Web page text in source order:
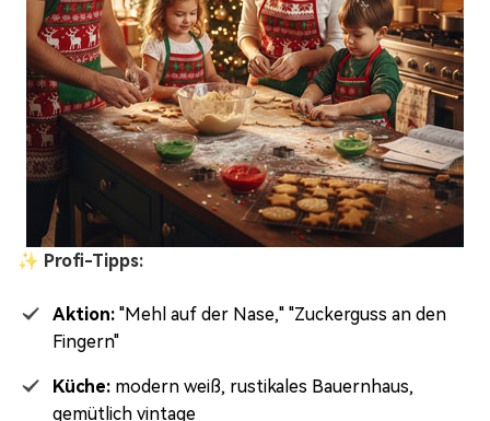
✨ Profi-Tipps:
Aktion: "Mehl auf der Nase," "Zuckerguss an den
Fingern"
Küche: modern weiß, rustikales Bauernhaus,
gemütlich vintage